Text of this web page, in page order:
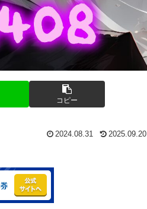
コピー
2024.08.31 2025.09.20